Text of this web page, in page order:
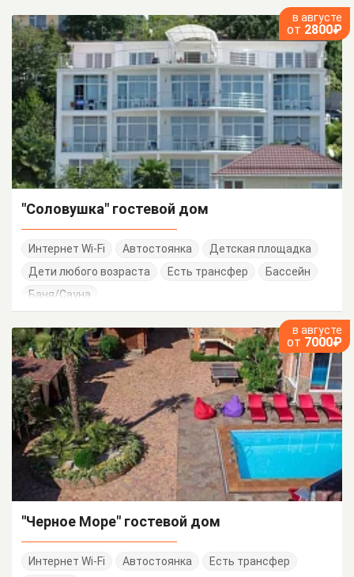
в августе
от 2800₽
"Соловушка" гостевой дом
Интернет Wi-Fi Автостоянка
Детская площадка
Дети любого возраста
Есть трансфер
Бассейн
Баня/Сауна
в августе
от 7000₽
"Черное Море" гостевой дом
Интернет Wi-Fi Автостоянка
Есть трансфер